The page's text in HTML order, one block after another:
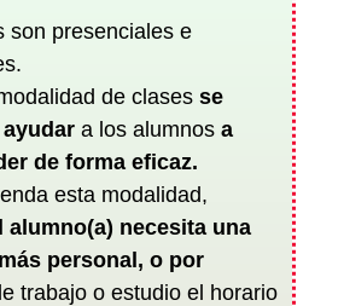
son presenciales e
de clases se
a los alumnos a
de forma eficaz.
esta modalidad,
alumno(a) necesita una
personal, o por
trabajo o estudio el horario